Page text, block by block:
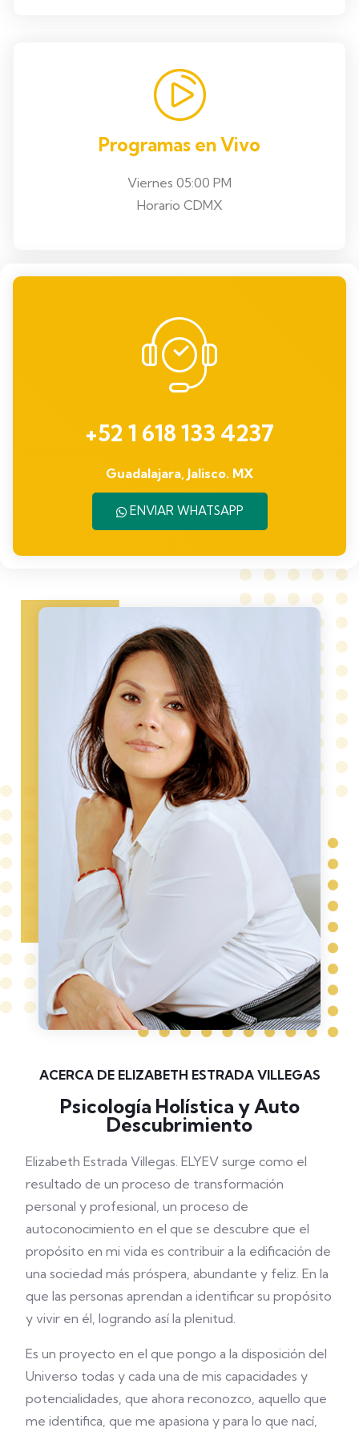
Programas en Vivo
Viernes 05:00 PM
Horario CDMX
+52 1 618 133 4237
Guadalajara, Jalisco. MX
ENVIAR WHATSAPP
ACERCA DE ELIZABETH ESTRADA VILLEGAS
Psicología Holística y Auto
Descubrimiento
Elizabeth Estrada Villegas. ELYEV surge como el
resultado de un proceso de transformación
personal y profesional, un proceso de
autoconocimiento en el que se descubre que el
propósito en mi vida es contribuir a la edificación de
una sociedad más próspera, abundante y feliz. En la
que las personas aprendan a identificar su propósito
y vivir en él, logrando así la plenitud.
Es un proyecto en el que pongo a la disposición del
Universo todas y cada una de mis capacidades y
potencialidades, que ahora reconozco, aquello que
me identifica, que me apasiona y para lo que nací,